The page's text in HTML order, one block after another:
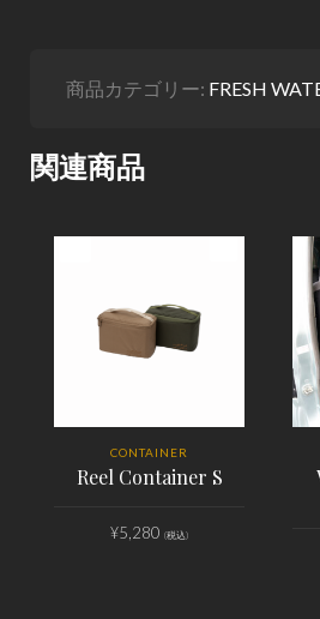
商品カテゴリー: FRESH
関連商品
CONTAINER
Reel Container S
¥5,280 (税込)